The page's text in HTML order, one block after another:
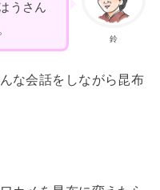
鈴
うさん
な会話をしながら昆布